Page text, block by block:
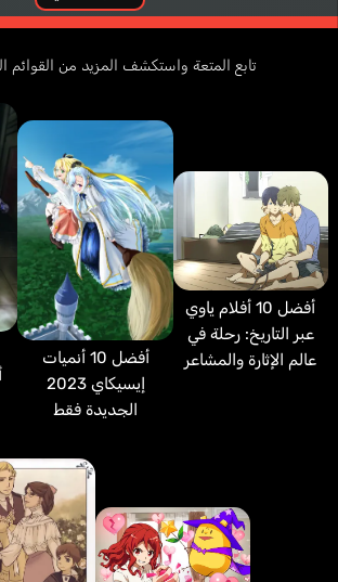
Daviau Hayden
Cherubelli Laura
Sugisaki Ryou
تابع المتعة واستكشف المزيد من القوائم
أفضل 10 أفلام ياوي
عبر التاريخ: رحلة في
عالم الإثارة والمشاعر
أفضل 10 أنميات
إيسيكاي 2023
الجديدة فقط